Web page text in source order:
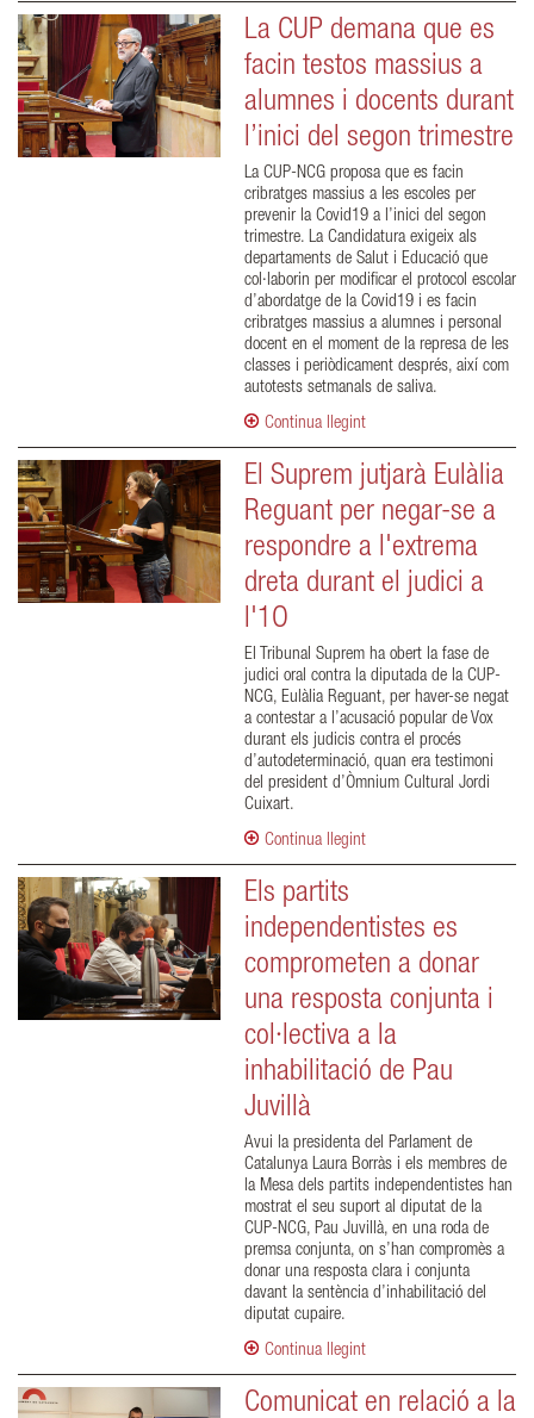
La CUP demana que es
facin testos massius a
alumnes i docents durant
l’inici del segon trimestre
La CUP-NCG proposa que es facin
cribratges massius a les escoles per
prevenir la Covid19 a l’inici del segon
trimestre. La Candidatura exigeix als
departaments de Salut i Educació que
col·laborin per modificar el protocol escolar
d’abordatge de la Covid19 i es facin
cribratges massius a alumnes i personal
docent en el moment de la represa de les
classes i periòdicament després, així com
autotests setmanals de saliva.
Continua llegint
El Suprem jutjarà Eulàlia
Reguant per negar-se a
respondre a l'extrema
dreta durant el judici a
l'1O
El Tribunal Suprem ha obert la fase de
judici oral contra la diputada de la CUP-
NCG, Eulàlia Reguant, per haver-se negat
a contestar a l’acusació popular de Vox
durant els judicis contra el procés
d’autodeterminació, quan era testimoni
del president d’Òmnium Cultural Jordi
Cuixart.
Continua llegint
Els partits
independentistes es
comprometen a donar
una resposta conjunta i
col·lectiva a la
inhabilitació de Pau
Juvillà
Avui la presidenta del Parlament de
Catalunya Laura Borràs i els membres de
la Mesa dels partits independentistes han
mostrat el seu suport al diputat de la
CUP-NCG, Pau Juvillà, en una roda de
premsa conjunta, on s’han compromès a
donar una resposta clara i conjunta
davant la sentència d’inhabilitació del
diputat cupaire.
Continua llegint
Comunicat en relació a la